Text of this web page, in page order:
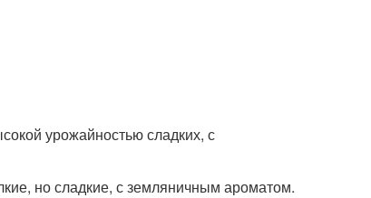
урожайностью сладких, с
но сладкие, с земляничным ароматом.